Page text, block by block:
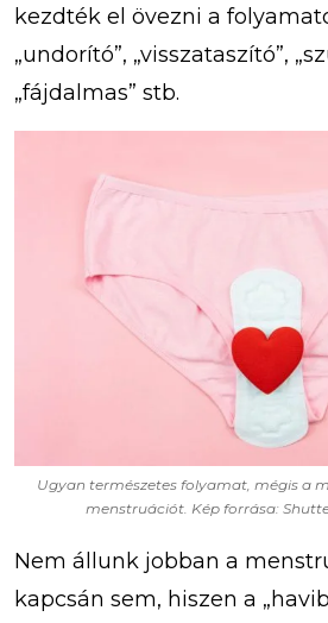
kezdték el övezni a
„undorító”, „visszataszító”,
„fájdalmas” stb.
Ugyan természetes folyamat, mégis a
menstruációt. Kép forrása:
Nem állunk jobban a
kapcsán sem, hiszen a